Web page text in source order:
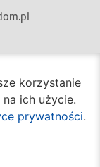
korzystanie
ich użycie.
prywatności.